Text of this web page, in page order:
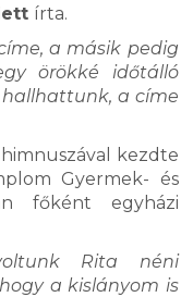
írta.
a másik pedig
örökké időtálló
a címe
kezdte
Gyermek- és
főként egyházi
Rita néni
a kislányom is